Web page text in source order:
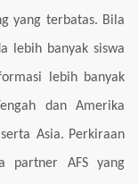
yang terbatas. Bila
lebih banyak siswa
lebih banyak
dan Amerika
Asia. Perkiraan
partner AFS yang